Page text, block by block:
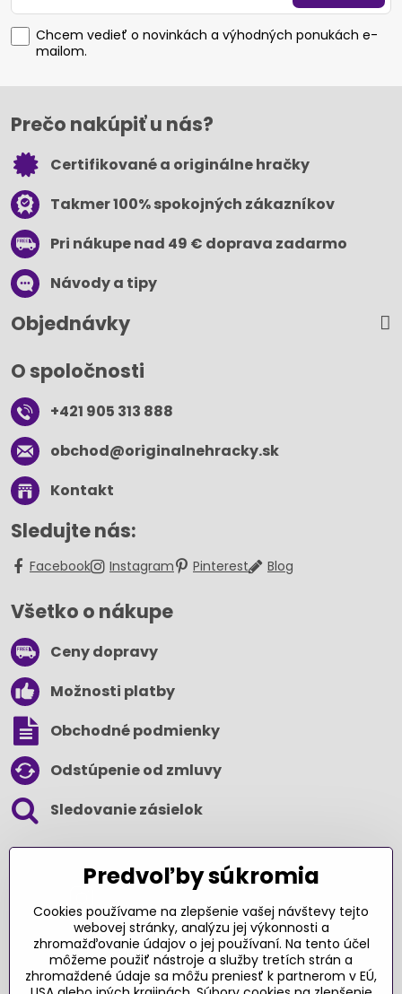
Chcem vedieť o novinkách a výhodných ponukách e-
mailom.
Prečo nakúpiť u nás?
Certifikované a originálne hračky
Takmer 100% spokojných zákazníkov
Pri nákupe nad 49 € doprava zadarmo
Návody a tipy
Objednávky
O spoločnosti
+421 905 313 888
obchod​@originalnehracky​.sk
Kontakt
Sledujte nás:
Facebook Instagram Pinterest Blog
Všetko o nákupe
Ceny dopravy
Možnosti platby
Obchodné podmienky
Odstúpenie od zmluvy
Sledovanie zásielok
Ďakujeme za podporu
Sme slovenský e-shop​. Fungujeme len
Predvoľby súkromia
Cookies používame na zlepšenie vašej návštevy tejto
webovej stránky, analýzu jej výkonnosti a
zhromažďovanie údajov o jej používaní. Na tento účel
môžeme použiť nástroje a služby tretích strán a
zhromaždené údaje sa môžu preniesť k partnerom v EÚ,